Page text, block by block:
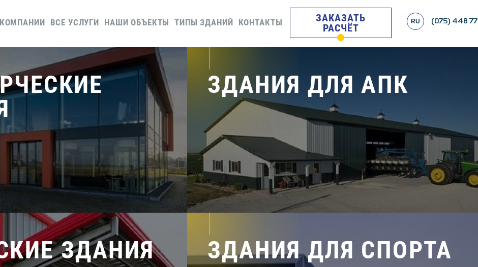
ВСЕ УСЛУГИ НАШИ ОБЪЕКТЫ ТИПЫ ЗДАНИЙ КОНТАКТЫ
ЗАКАЗАТЬ
РАСЧЁТ
RU (075) 448 77
ЗДАНИЯ ДЛЯ АПК
ЗДАНИЯ ЗДАНИЯ ДЛЯ СПОРТА